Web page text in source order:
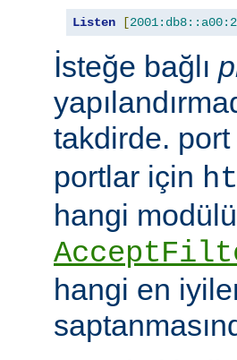
Listen [
İsteğe bağlı
takdirde.
portlar için
hangi
hangi en